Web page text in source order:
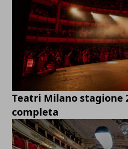
Teatri Milano stagione
completa